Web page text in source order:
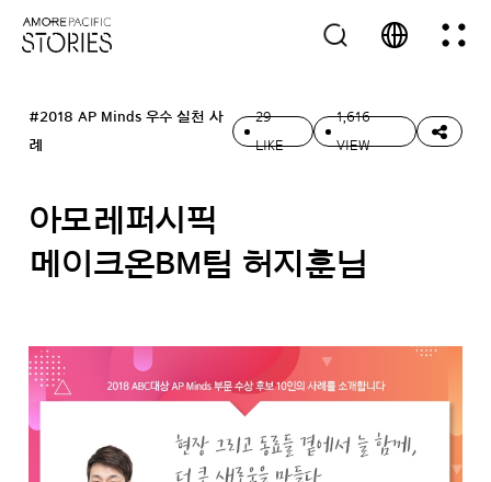
#2018 AP Minds 우수 실천 사
례
29
LIKE
1,616
VIEW
아모레퍼시픽
메이크온BM팀 허지훈님